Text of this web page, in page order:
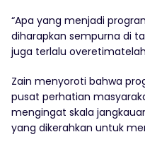
“Apa yang menjadi
diharapkan sempurna di
juga terlalu
Zain menyoroti bahwa
pusat perhatian
mengingat skala
yang dikerahkan untuk